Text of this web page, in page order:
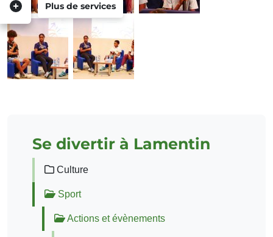
Plus de services
Se divertir à Lamentin
Culture
Sport
Actions et évènements